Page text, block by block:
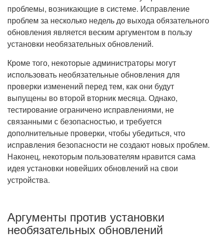
проблемы, возникающие в системе. Исправление
проблем за несколько недель до выхода обязательного
обновления является веским аргументом в пользу
установки необязательных обновлений.
Кроме того, некоторые администраторы могут
использовать необязательные обновления для
проверки изменений перед тем, как они будут
выпущены во второй вторник месяца. Однако,
тестирование ограничено исправлениями, не
связанными с безопасностью, и требуется
дополнительные проверки, чтобы убедиться, что
исправления безопасности не создают новых проблем.
Наконец, некоторым пользователям нравится сама
идея установки новейших обновлений на свои
устройства.
Аргументы против установки
необязательных обновлений